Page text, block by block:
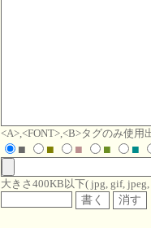
<A>,<FONT>,<B>タグのみ使用
■ ■ ■ ■ ■
大きさ400KB以下( jpg, gif,